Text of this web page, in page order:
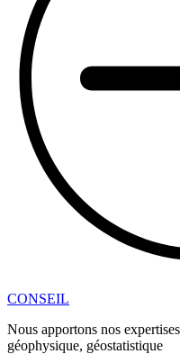
CONSEIL
Nous apportons nos
géophysique, géostatistique